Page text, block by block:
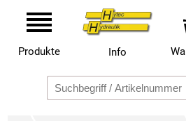
Produkte Info